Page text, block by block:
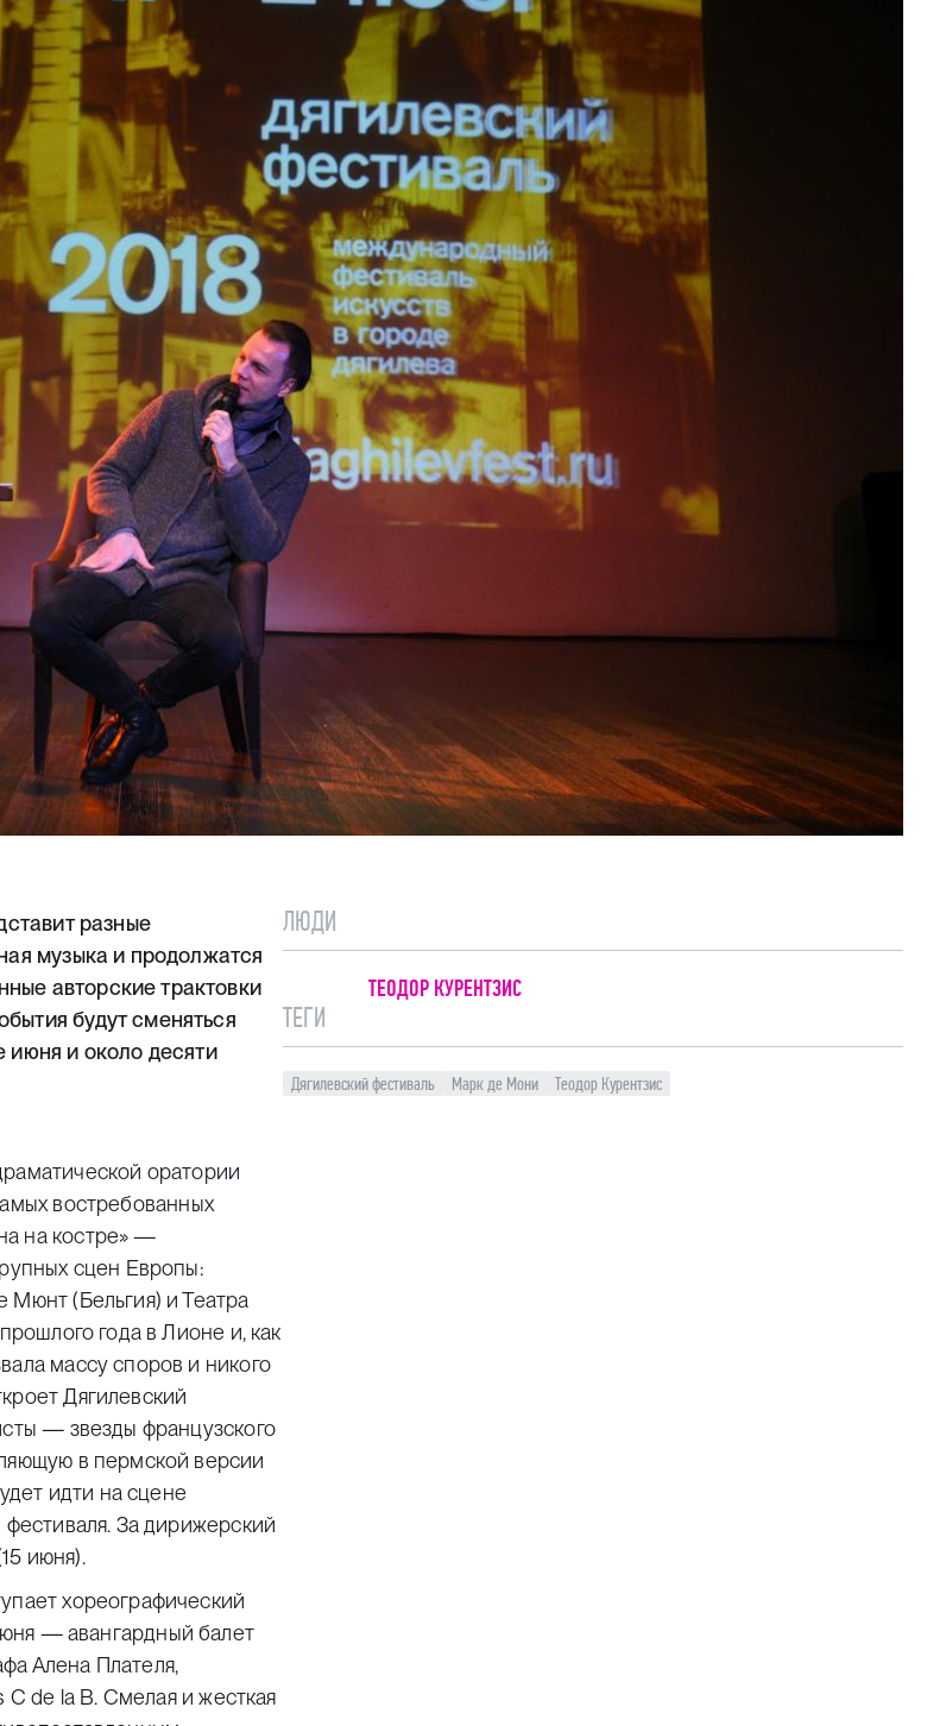
разные
музыка и продолжатся
авторские трактовки
будут сменяться
июня и около десяти
оратории
востребованных
на костре» —
сцен Европы:
(Бельгия) и Театра
года в Лионе и, как
массу споров и никого
Дягилевский
— звезды французского
в пермской версии
идти на сцене
За дирижерский
июня).
хореографический
—авангардный балет
Алена Плателя,
de la B. Смелая и жесткая
ЛЮДИ
ТЕОДОР КУРЕНТЗИС
ТЕГИ
Дягилевский фестиваль Марк де Мони Теодор Курентзис